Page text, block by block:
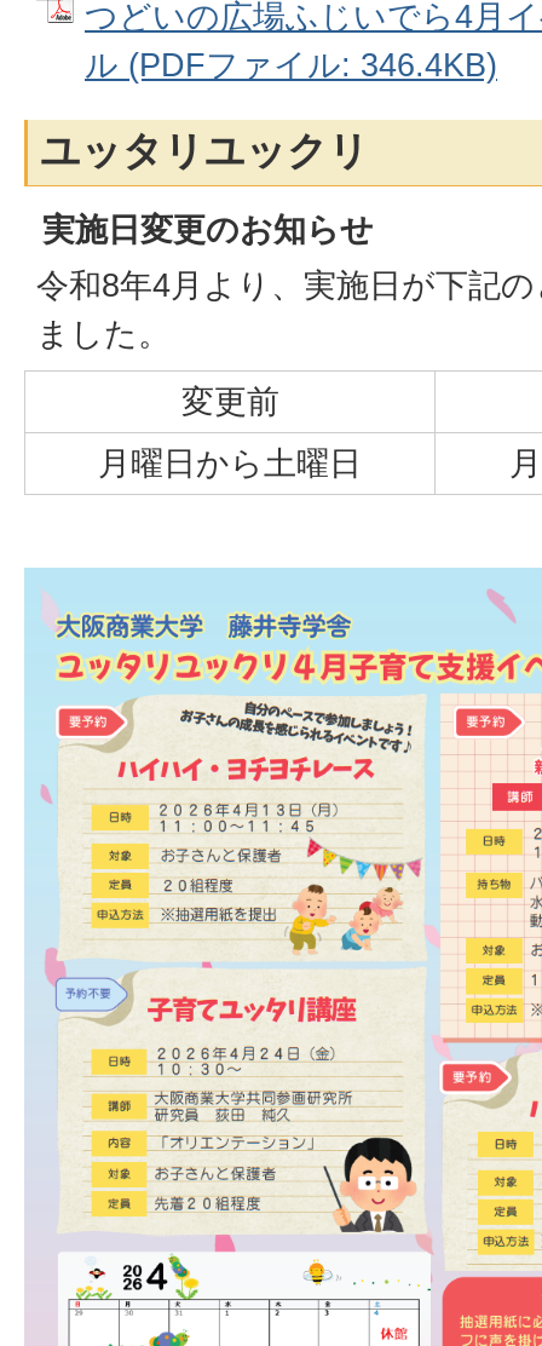
つどいの広場ふじいでら4月
ル (PDFファイル: 346.4KB)
ユッタリユックリ
実施日変更のお知らせ
令和8年4月より、実施日が下記
ました。
変更前
月曜日から土曜日